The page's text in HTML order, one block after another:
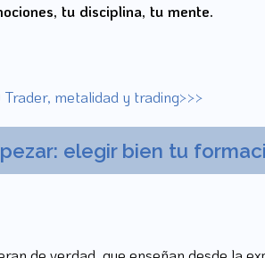
tu disciplina, tu mente.
metalidad y trading>>>
elegir bien tu